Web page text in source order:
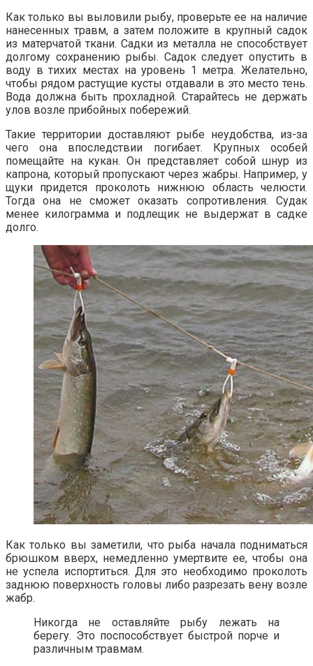
Как только вы выловили рыбу, проверьте ее на наличие
нанесенных травм, а затем положите в крупный садок
из матерчатой ткани. Садки из металла не способствует
долгому сохранению рыбы. Садок следует опустить в
воду в тихих местах на уровень 1 метра. Желательно,
чтобы рядом растущие кусты отдавали в это место тень.
Вода должна быть прохладной. Старайтесь не держать
улов возле прибойных побережий.
Такие территории доставляют рыбе неудобства, из-за
чего она впоследствии погибает. Крупных особей
помещайте на кукан. Он представляет собой шнур из
капрона, который пропускают через жабры. Например, у
щуки придется проколоть нижнюю область челюсти.
Тогда она не сможет оказать сопротивления. Судак
менее килограмма и подлещик не выдержат в садке
долго.
Как только вы заметили, что рыба начала подниматься
брюшком вверх, немедленно умертвите ее, чтобы она
не успела испортиться. Для это необходимо проколоть
заднюю поверхность головы либо разрезать вену возле
жабр.
Никогда не оставляйте рыбу лежать на
берегу. Это поспособствует быстрой порче и
различным травмам.